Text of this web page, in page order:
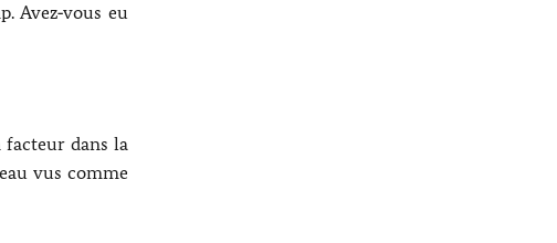
. Avez‑vous eu
facteur dans la
vus comme